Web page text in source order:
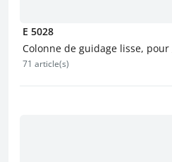
E 5028
Colonne de guidage lisse,
71 article(s)